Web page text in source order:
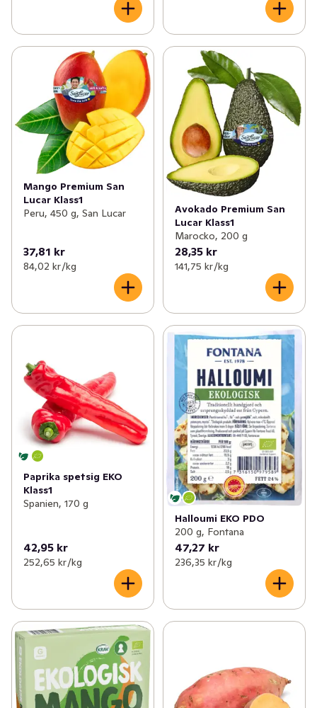
Mango Premium San
Lucar Klass1
Peru, 450 g, San Lucar
37,81 kr
84,02 kr /kg
Avokado Premium San
Lucar Klass1
Marocko, 200 g
28,35 kr
141,75 kr /kg
Paprika spetsig EKO
Klass1
Spanien, 170 g
42,95 kr
252,65 kr /kg
Halloumi EKO PDO
200 g, Fontana
47,27 kr
236,35 kr /kg